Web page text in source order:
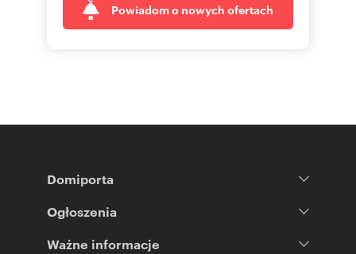
Powiadom o nowych ofertach
Domiporta
Ogłoszenia
Ważne informacje